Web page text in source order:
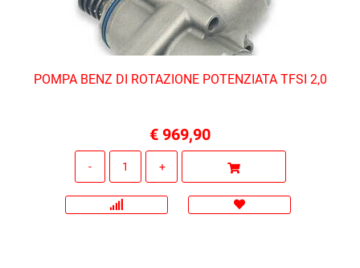
POMPA BENZ DI ROTAZIONE POTENZIATA TFSI 2,0
€ 969,90